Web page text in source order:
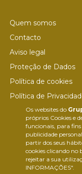
Os websites do
próprios Cookies e
funcionais, para
publicidade
partir dos seus
cookies clicando no
rejeitar a sua
INFORMAÇÕES".
Quem somos
Contacto
Aviso legal
Proteção de Dados
Política de cookies
Política de
Canal de denúncias
Colaborações